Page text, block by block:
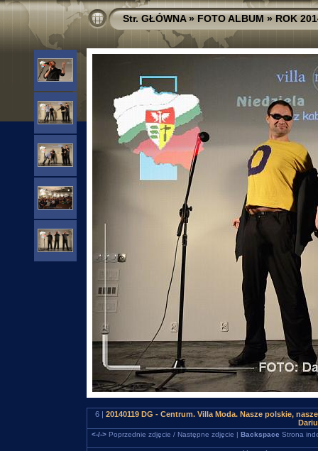
Str. GŁÓWNA»FOTO ALBUM»ROK
6 | 20140119 DG - Centrum. Villa Moda. Nasze polskie,
<-/->Poprzednie zdjęcie / Następne zdjęcie | Backspace Strona